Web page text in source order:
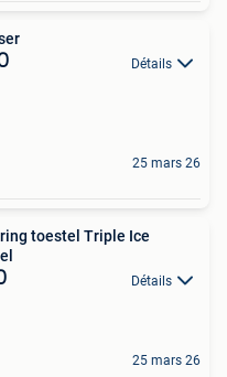
Détails
25 mars 26
toestel Triple Ice
Détails
25 mars 26